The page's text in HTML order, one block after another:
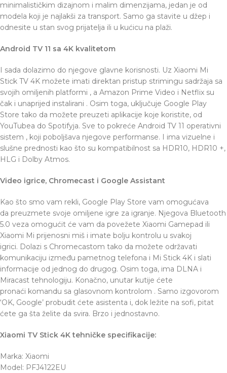
minimalističkim dizajnom i malim dimenzijama, jedan je od
modela koji je najlakši za transport. Samo ga stavite u džep i
odnesite u stan svog prijatelja ili u kućicu na plaži.
Android TV 11 sa 4K kvalitetom
I sada dolazimo do njegove glavne korisnosti. Uz Xiaomi Mi
Stick TV 4K možete imati direktan pristup strimingu sadržaja sa
svojih omiljenih platformi , a Amazon Prime Video i Netflix su
čak i unaprijed instalirani . Osim toga, uključuje Google Play
Store tako da možete preuzeti aplikacije koje koristite, od
YouTubea do Spotifyja. Sve to pokreće Android TV 11 operativni
sistem , koji poboljšava njegove performanse. I ima vizuelne i
slušne prednosti kao što su kompatibilnost sa HDR10, HDR10 +,
HLG i Dolby Atmos.
Video igrice, Chromecast i Google Assistant
Kao što smo vam rekli, Google Play Store vam omogućava
da preuzmete svoje omiljene igre za igranje. Njegova Bluetooth
5.0 veza omogućit će vam da povežete Xiaomi Gamepad ili
Xiaomi Mi prijenosni miš i imate bolju kontrolu u svakoj
igrici. Dolazi s Chromecastom tako da možete održavati
komunikaciju između pametnog telefona i Mi Stick 4K i slati
informacije od jednog do drugog. Osim toga, ima DLNA i
Miracast tehnologiju. Konačno, unutar kutije ćete
pronaći komandu sa glasovnom kontrolom . Samo izgovorom
‘OK, Google’ probudit ćete asistenta i, dok ležite na sofi, pitat
ćete ga šta želite da svira. Brzo i jednostavno.
Xiaomi TV Stick 4K tehničke specifikacije:
Marka: Xiaomi
Model: PFJ4122EU